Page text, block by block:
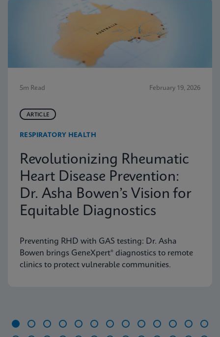
5m Read February 19, 2026
ARTICLE
RESPIRATORY HEALTH
Revolutionizing Rheumatic
Heart Disease Prevention:
Dr. Asha Bowen’s Vision for
Equitable Diagnostics
Preventing RHD with GAS testing: Dr. Asha
Bowen brings GeneXpert® diagnostics to remote
clinics to protect vulnerable communities.